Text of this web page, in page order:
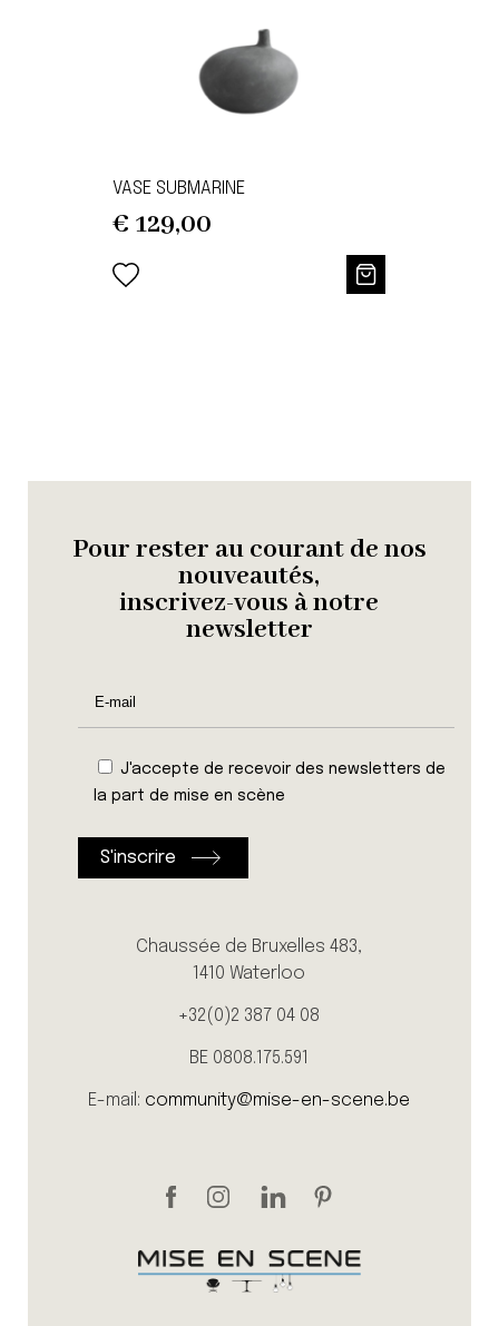
VASE SUBMARINE
€ 129,00
Pour rester au courant de nos
nouveautés,
inscrivez-vous à notre
newsletter
J'accepte de recevoir des newsletters de
la part de mise en scène
Chaussée de Bruxelles 483,
1410 Waterloo
+32(0)2 387 04 08
BE 0808.175.591
E-mail: community@mise-en-scene.be